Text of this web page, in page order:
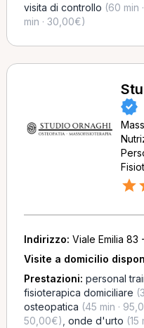
visita di controllo (60 min
min · 30,00€)
Indirizzo: Viale Emilia
Visite a domicilio
Prestazioni: personal
fisioterapica domiciliare
osteopatica (45 min ·
50,00€) onde d'urto (15